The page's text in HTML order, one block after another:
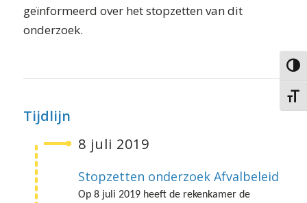
Kies
geïnformeerd over het stopzetten van dit
onderzoek.
Tijdlijn
8 juli 2019
Stopzetten onderzoek Afvalbeleid
Op 8 juli 2019 heeft de rekenkamer de